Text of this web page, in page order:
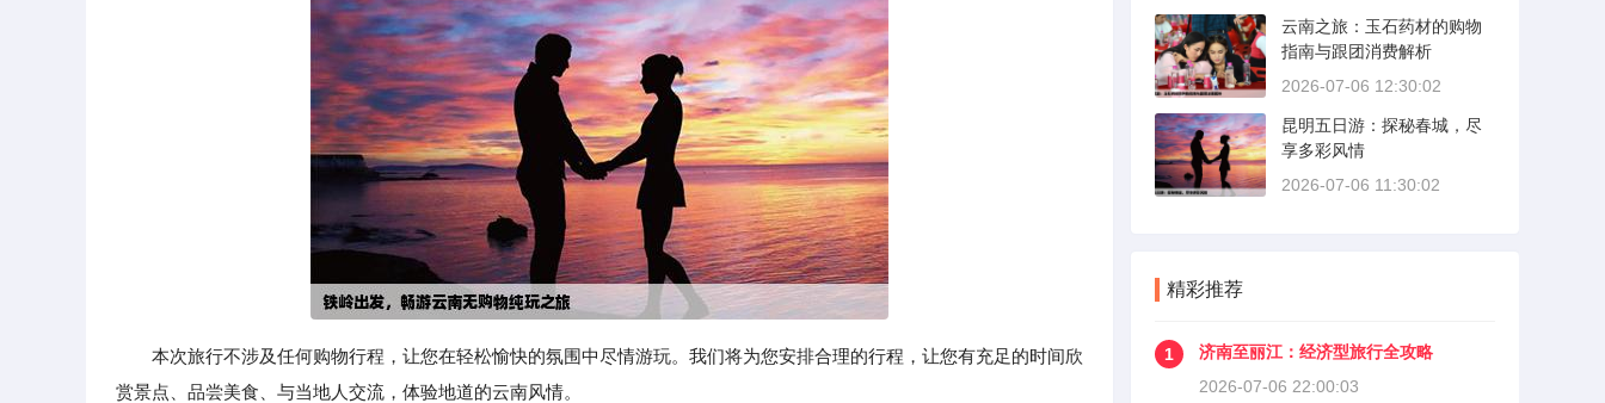
本次旅行不涉及任何购物行程，让您在轻松愉快的氛围中尽情游玩。我们将为您安排合理的行程，让您有充足的时间欣
赏景点、品尝美食、与当地人交流，体验地道的云南风情。
云南之旅：玉石药材的购物
指南与跟团消费解析
2026-07-06 12:30:02
昆明五日游：探秘春城，尽
享多彩风情
2026-07-06 11:30:02
精彩推荐
1
济南至丽江：经济型旅行全攻略
2026-07-06 22:00:03